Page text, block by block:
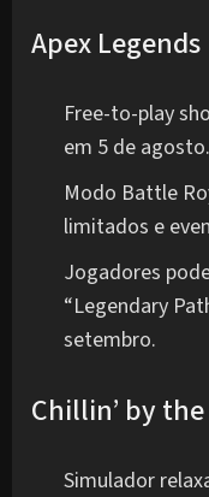
Apex Legends
Free-to-play
em 5 de agosto.
Modo Battle
limitados e
Jogadores
“Legendary
setembro.
Chillin’ by
Simulador